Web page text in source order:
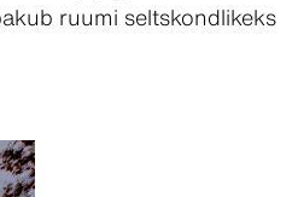
ruumi seltskondlikeks